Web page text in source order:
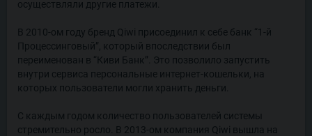
осуществляли другие платежи.
В 2010-ом году бренд Qiwi присоединил к себе банк “1-й
Процессинговый”, который впоследствии был
переименован в “Киви Банк”. Это позволило запустить
внутри сервиса персональные интернет-кошельки, на
которых пользователи могли хранить деньги.
С каждым годом количество пользователей системы
стремительно росло. В 2013-ом компания Qiwi вышла на